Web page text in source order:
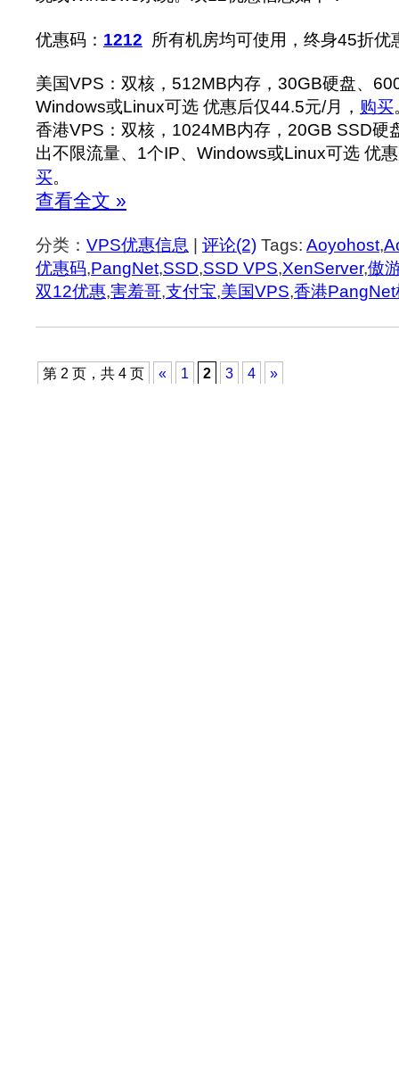
优惠码： 1212 所有机房均可使用，终身45折优
美国VPS：双核，512MB内存，30GB硬盘、
Windows或Linux可选 优惠后仅44.5元/月， 购买
香港VPS：双核，1024MB内存，20GB SSD硬
出不限流量、1个IP、Windows或Linux可选 优
买。
查看全文 »
分类： VPS优惠信息 | 评论(2) Tags: Aoyohost,
优惠码,PangNet,SSD,SSD VPS,XenServer,傲
双12优惠,害羞哥,支付宝,美国VPS,香港PangNet
第 2 页，共 4 页 « 1 2 3 4 »